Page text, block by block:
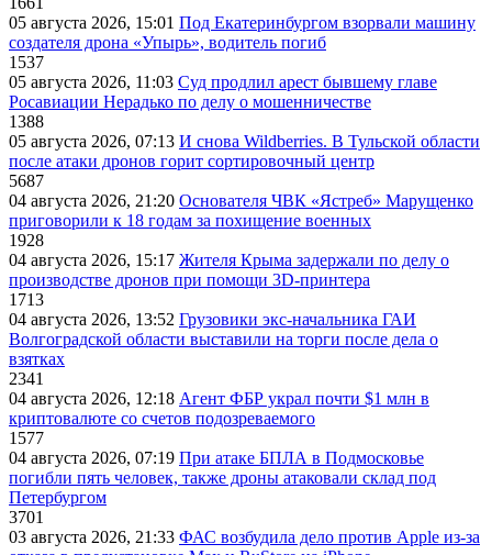
05 августа 2026, 15:01 Под Екатеринбургом взорвали машину
создателя дрона «Упырь», водитель погиб
1537
05 августа 2026, 11:03 Суд продлил арест бывшему главе
Росавиации Нерадько по делу о мошенничестве
1388
05 августа 2026, 07:13 И снова Wildberries. В Тульской области
после атаки дронов горит сортировочный центр
5687
04 августа 2026, 21:20 Основателя ЧВК «Ястреб» Марущенко
приговорили к 18 годам за похищение военных
1928
04 августа 2026, 15:17 Жителя Крыма задержали по делу о
производстве дронов при помощи 3D‑принтера
1713
04 августа 2026, 13:52 Грузовики экс-начальника ГАИ
Волгоградской области выставили на торги после дела о
взятках
2341
04 августа 2026, 12:18 Агент ФБР украл почти $1 млн в
криптовалюте со счетов подозреваемого
1577
04 августа 2026, 07:19 При атаке БПЛА в Подмосковье
погибли пять человек, также дроны атаковали склад под
Петербургом
3701
03 августа 2026, 21:33 ФАС возбудила дело против Apple из-за